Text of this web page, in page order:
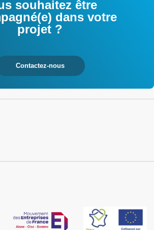
souhaitez être
dans votre
projet ?
Contactez-nous